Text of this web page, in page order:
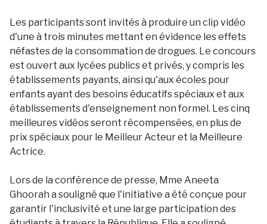
Les participants sont invités à produire un clip vidéo
d'une à trois minutes mettant en évidence les effets
néfastes de la consommation de drogues. Le concours
est ouvert aux lycées publics et privés, y compris les
établissements payants, ainsi qu'aux écoles pour
enfants ayant des besoins éducatifs spéciaux et aux
établissements d'enseignement non formel. Les cinq
meilleures vidéos seront récompensées, en plus de
prix spéciaux pour le Meilleur Acteur et la Meilleure
Actrice.
Lors de la conférence de presse, Mme Aneeta
Ghoorah a souligné que l'initiative a été conçue pour
garantir l'inclusivité et une large participation des